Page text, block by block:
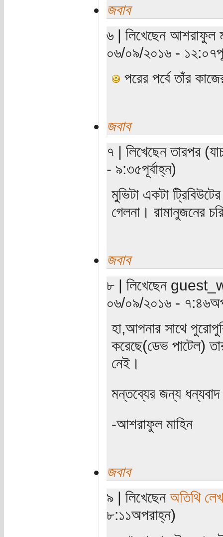
জবাব
৬ | লিখেছেন আশরাফুল
০৬/০৯/২০১৬ -
পরের পর্বে তাঁর
জবাব
৭ | লিখেছেন তারপর
- ৯:৩৫পূর্বাহ্ন)
মুভিটা একটা
গেলনা। রামানুজনের
জবাব
৮ | লিখেছেন
০৬/০৯/২০১৬ -
হা,আপনার সাথে
করেছে(ডেভ পাটেল)
নেই।
মন্তব্যের জন্য
-আশরাফুল মাহিন
জবাব
৯ | লিখেছেন অতিথি
৮:১১অপরাহ্ন)